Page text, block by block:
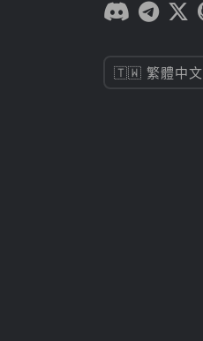
🇹🇼 繁體中文